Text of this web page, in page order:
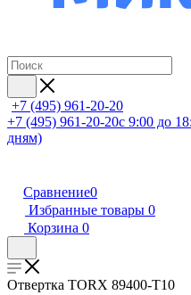
+7 (495) 961-20-20
+7 (495) 961-20-20с 9:00 до
дням)
Сравнение0
Избранные товары 0
Корзина 0
Отвертка TORX 89400-T10